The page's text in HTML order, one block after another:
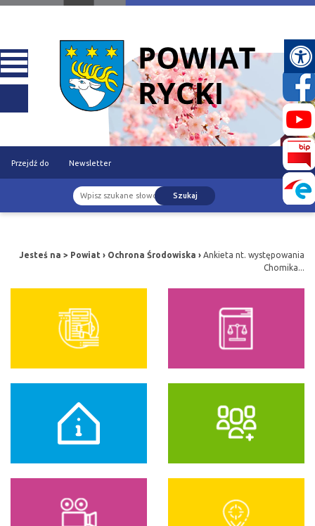
Przejdź do Newsletter
Szukaj
Jesteś na > Powiat › Ochrona Środowiska › Ankieta nt. występowania
Chomika...